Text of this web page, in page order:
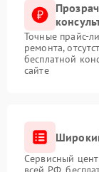
Точные прайс-
ремонта,
бесплатной
сайте
Сервисный